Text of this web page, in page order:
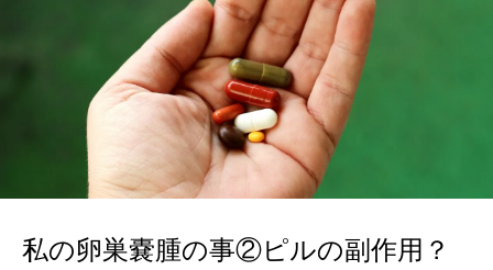
私の卵巣嚢腫の事②ピルの副作用？